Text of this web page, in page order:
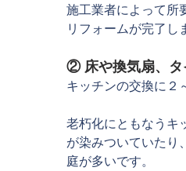
施工業者によって所
リフォームが完了し
② 床や換気扇、タ
キッチンの交換に２
老朽化にともなうキ
が染みついていたり
庭が多いです。